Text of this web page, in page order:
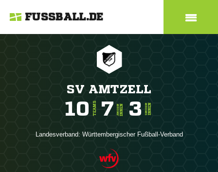
FUSSBALL.DE
SV AMTZELL
10 TEAMS 7 JUNIORENINNEN 3 SENIORENINNEN
Landesverband: Württembergischer Fußball-Verband